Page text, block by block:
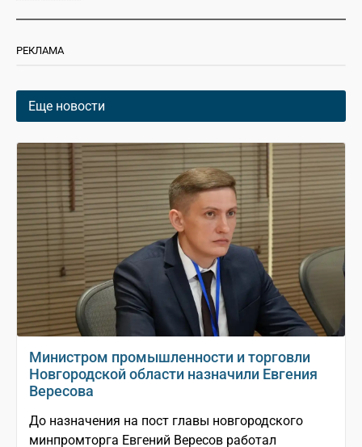
РЕКЛАМА
Еще новости
Министром промышленности и торговли
Новгородской области назначили Евгения
Вересова
До назначения на пост главы новгородского
минпромторга Евгений Вересов работал